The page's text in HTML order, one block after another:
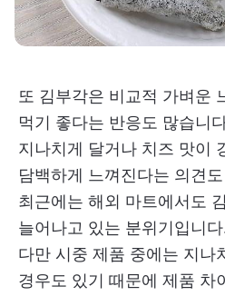
또 김부각은 비교적 가벼운
먹기 좋다는 반응도 많습니
지나치게 달거나 치즈 맛이
담백하게 느껴진다는 의견
최근에는 해외 마트에서도
늘어나고 있는 분위기입니
다만 시중 제품 중에는 지나
경우도 있기 때문에 제품 차